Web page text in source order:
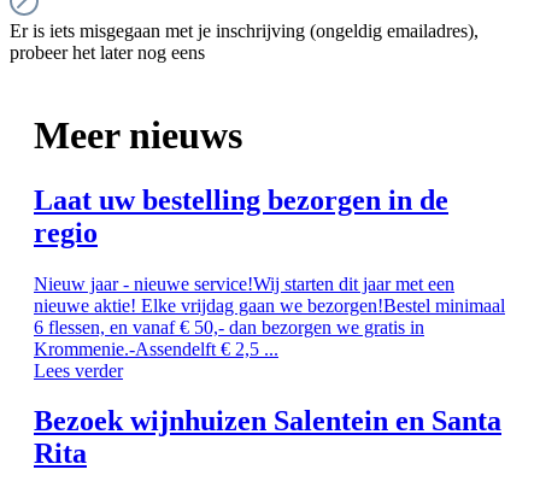
Er is iets misgegaan met je inschrijving (ongeldig emailadres),
probeer het later nog eens
Meer nieuws
Laat uw bestelling bezorgen in de
regio
Nieuw jaar - nieuwe service!Wij starten dit jaar met een
nieuwe aktie! Elke vrijdag gaan we bezorgen!Bestel minimaal
6 flessen, en vanaf € 50,- dan bezorgen we gratis in
Krommenie.-Assendelft € 2,5 ...
Lees verder
Bezoek wijnhuizen Salentein en Santa
Rita